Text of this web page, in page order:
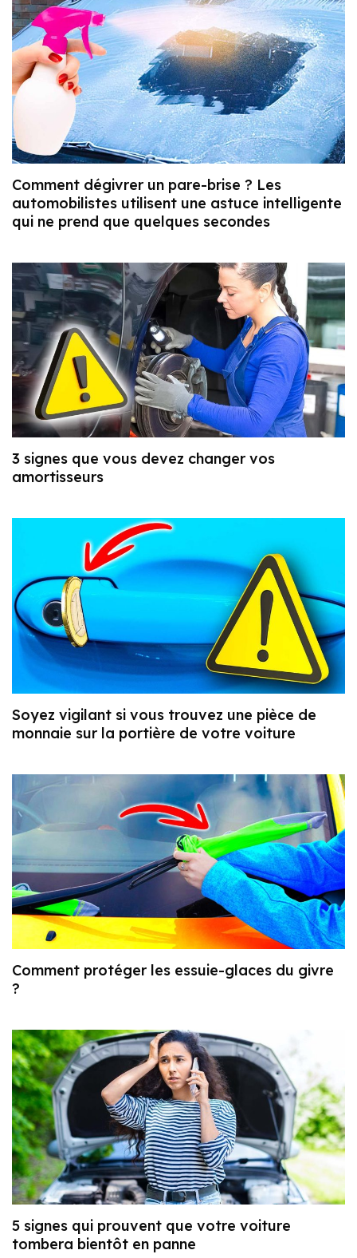
Comment dégivrer un pare-brise ? Les
automobilistes utilisent une astuce intelligente
qui ne prend que quelques secondes
3 signes que vous devez changer vos
amortisseurs
Soyez vigilant si vous trouvez une pièce de
monnaie sur la portière de votre voiture
Comment protéger les essuie-glaces du givre
?
5 signes qui prouvent que votre voiture
tombera bientôt en panne